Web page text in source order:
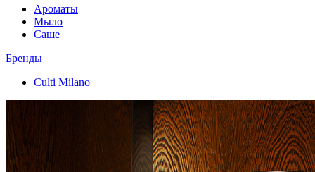
Ароматы
Мыло
Саше
Бренды
Culti Milano